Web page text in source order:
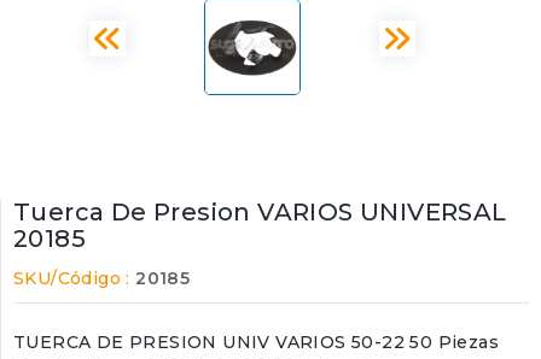
Tuerca De Presion VARIOS UNIVERSAL
20185
SKU/Código : 20185
TUERCA DE PRESION UNIV VARIOS 50-22 50 Piezas